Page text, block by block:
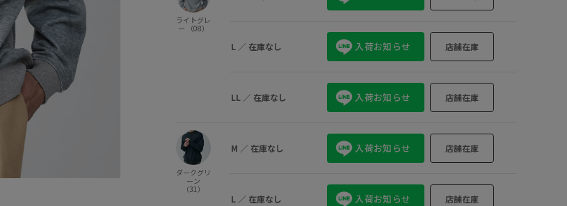
ダークグリーン (31)
ライトグレ
ー （08）
L ／ 在庫なし 入荷お知らせ 店舗在庫
LL ／ 在庫なし 入荷お知らせ 店舗在庫
ダークグリ
ーン
（31）
M ／ 在庫なし 入荷お知らせ 店舗在庫
L ／ 在庫なし 入荷お知らせ 店舗在庫